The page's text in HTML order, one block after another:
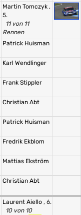
Martin Tomczyk ,
5.
11 von 11
Rennen
Patrick Huisman
Karl Wendlinger
Frank Stippler
Christian Abt
Patrick Huisman
Fredrik Ekblom
Mattias Ekström
Christian Abt
Laurent Aiello , 6.
10 von 10